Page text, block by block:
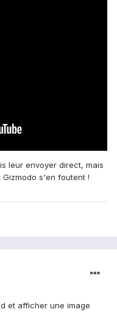
leur envoyer direct, mais
s'en foutent !
et afficher une image